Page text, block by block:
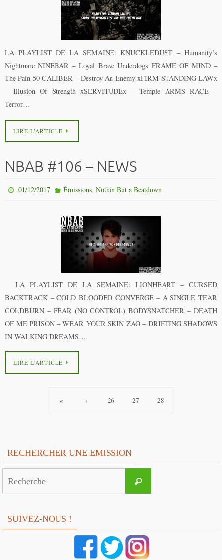
LA PLAYLIST DE LA SEMAINE: KNUCKLEDUST – Humanity’s
Nightmare NINEBAR – Loyal Brave Underdogs FRAME OF MIND –
The Pain 50 CALIBER – Destroy An Enemy xFIRM STANDING LAWx
– Illusion Of Strength xSERVITUDEx – Temple ARMS RACE –
Terror…
LIRE L’ARTICLE
NBAB #106 – NEWS
01/12/2017 Émissions, Nuthin But a Beatdown
LA PLAYLIST DE LA SEMAINE: LIONHEART – CURSED
BACKTRACK – COLD BLOODED CONVERGE – A SINGLE TEAR
COLDBURN – FEAR (NO CONTROL) BODYSNATCHER – DEATH
OF ME PRISON – WEAR YOUR SKIN ZAO – DRIFTING SHADOWS
IN WALKING DREAMS…
LIRE L’ARTICLE
« ‹ 26 27 28
RECHERCHER UNE EMISSION
Recherche
SUIVEZ-NOUS !